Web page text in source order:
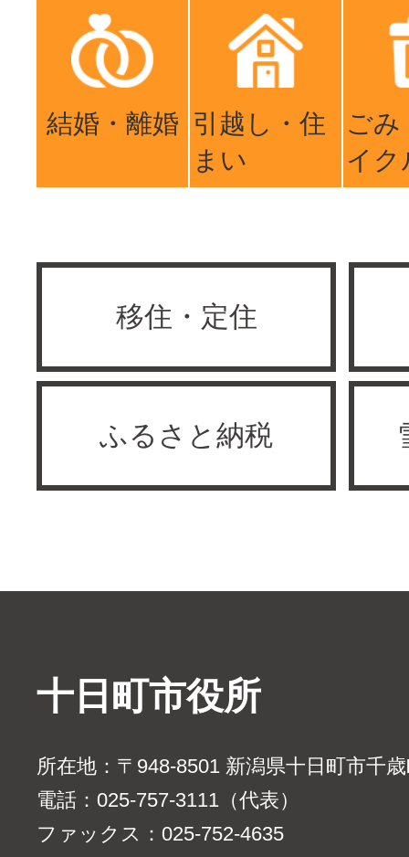
結婚・離婚 引越し・住
まい
ごみ
イク
移住・定住
ふるさと納税
十日町市役所
所在地：〒948-8501 新潟県十日町市千
電話：025-757-3111（代表）
ファックス：025-752-4635